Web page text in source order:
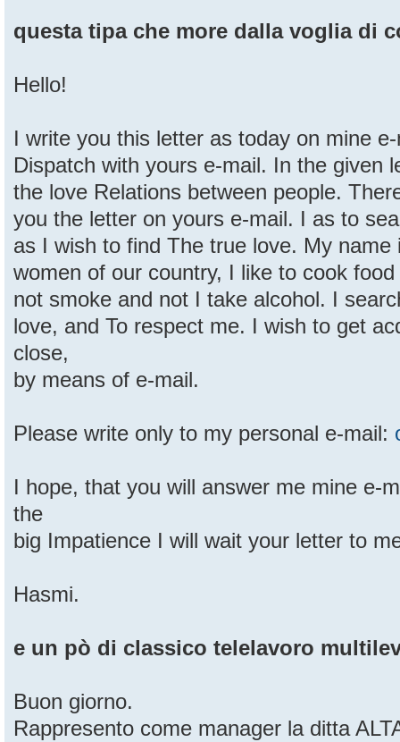
questa tipa che more dalla voglia di
Hello!
I write you this letter as today on mine
Dispatch with yours e-mail. In the given
the love Relations between people.
you the letter on yours e-mail. I as to
as I wish to find The true love. My
women of our country, I like to cook
not smoke and not I take alcohol. I
love, and To respect me. I wish to get
close,
by means of e-mail.
Please write only to my personal e-mail:
I hope, that you will answer me mine e-
the
big Impatience I will wait your letter to
Hasmi.
e un pò di classico telelavoro
Buon giorno.
Rappresento come manager la ditta